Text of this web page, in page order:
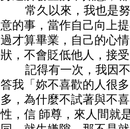
常久以來，我也是努
意的事，當作自己向上
過才算畢業，自己的心
狀，不會貶低他人，接
記得有一次，我因不
答我「妳不喜歡的人很
多，為什麼不試著與不
性，信 師尊，來人間就